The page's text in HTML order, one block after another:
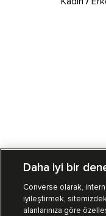
Mağazalarımız
Daha iyi bir
Converse olarak,
iyileştirmek,
alanlarınıza göre